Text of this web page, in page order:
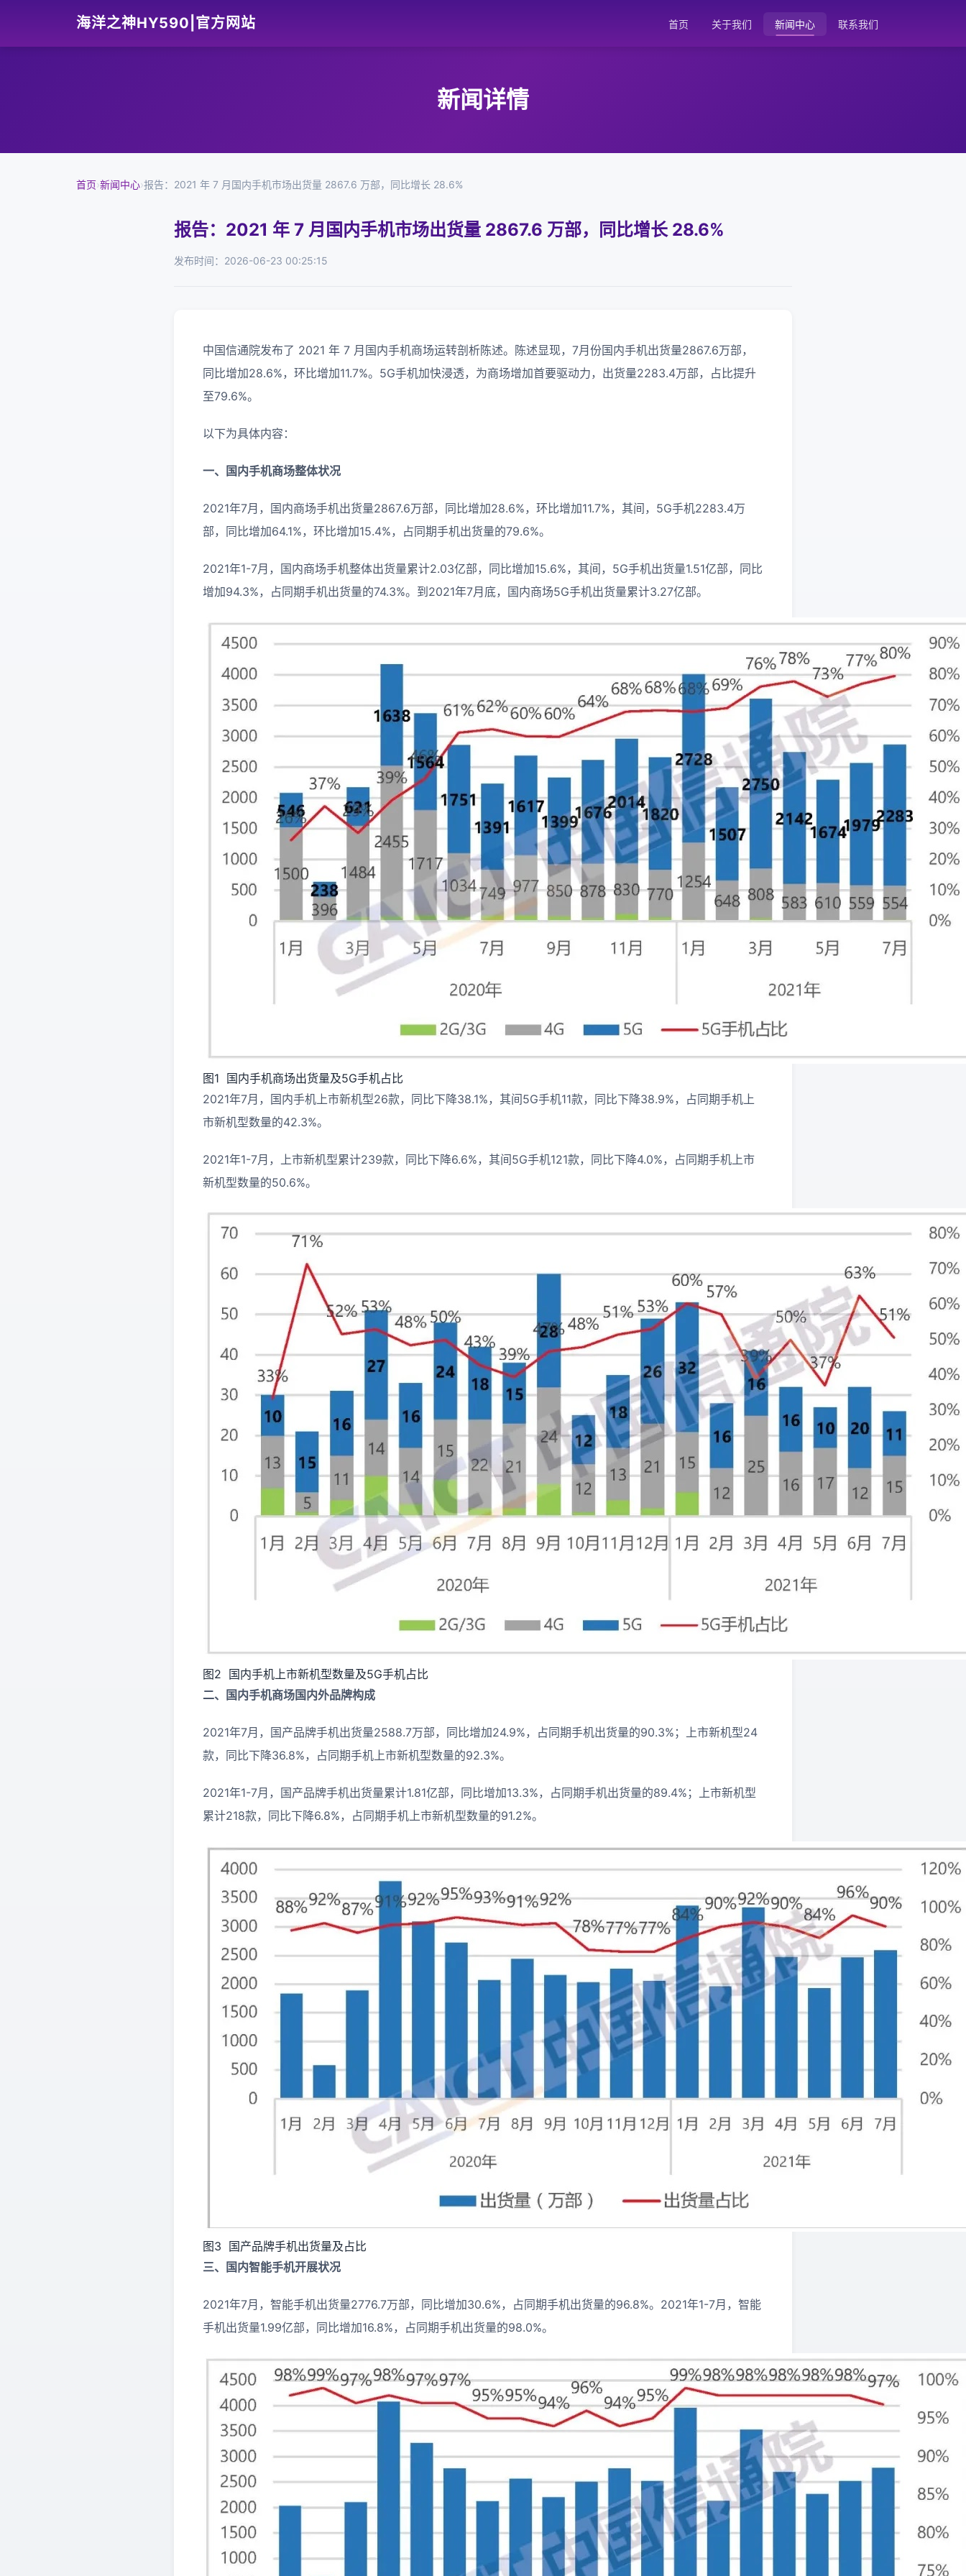
海洋之神HY590|官方网站 首页 关于我们 新闻中心 联系我们
新闻详情
首页›新闻中心›报告：2021 年 7 月国内手机市场出货量 2867.6 万部，同比增长 28.6%
报告：2021 年 7 月国内手机市场出货量 2867.6 万部，同比增长 28.6%
发布时间：2026-06-23 00:25:15
中国信通院发布了 2021 年 7 月国内手机商场运转剖析陈述。陈述显现，7月份国内手机出货量2867.6万部，
同比增加28.6%，环比增加11.7%。5G手机加快浸透，为商场增加首要驱动力，出货量2283.4万部，占比提升
至79.6%。
以下为具体内容：
一、国内手机商场整体状况
2021年7月，国内商场手机出货量2867.6万部，同比增加28.6%，环比增加11.7%，其间，5G手机2283.4万
部，同比增加64.1%，环比增加15.4%，占同期手机出货量的79.6%。
2021年1-7月，国内商场手机整体出货量累计2.03亿部，同比增加15.6%，其间，5G手机出货量1.51亿部，同比
增加94.3%，占同期手机出货量的74.3%。到2021年7月底，国内商场5G手机出货量累计3.27亿部。
图1 国内手机商场出货量及5G手机占比
2021年7月，国内手机上市新机型26款，同比下降38.1%，其间5G手机11款，同比下降38.9%，占同期手机上
市新机型数量的42.3%。
2021年1-7月，上市新机型累计239款，同比下降6.6%，其间5G手机121款，同比下降4.0%，占同期手机上市
新机型数量的50.6%。
图2 国内手机上市新机型数量及5G手机占比
二、国内手机商场国内外品牌构成
2021年7月，国产品牌手机出货量2588.7万部，同比增加24.9%，占同期手机出货量的90.3%；上市新机型24
款，同比下降36.8%，占同期手机上市新机型数量的92.3%。
2021年1-7月，国产品牌手机出货量累计1.81亿部，同比增加13.3%，占同期手机出货量的89.4%；上市新机型
累计218款，同比下降6.8%，占同期手机上市新机型数量的91.2%。
图3 国产品牌手机出货量及占比
三、国内智能手机开展状况
2021年7月，智能手机出货量2776.7万部，同比增加30.6%，占同期手机出货量的96.8%。2021年1-7月，智能
手机出货量1.99亿部，同比增加16.8%，占同期手机出货量的98.0%。